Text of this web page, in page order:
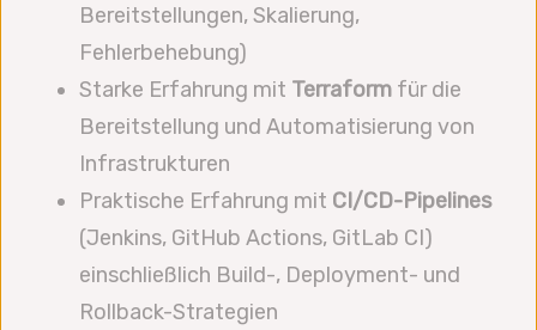
Bereitstellungen, Skalierung,
Fehlerbehebung)
Starke Erfahrung mit Terraform für die
Bereitstellung und Automatisierung von
Infrastrukturen
Praktische Erfahrung mit CI/CD-Pipelines
(Jenkins, GitHub Actions, GitLab CI)
einschließlich Build-, Deployment- und
Rollback-Strategien